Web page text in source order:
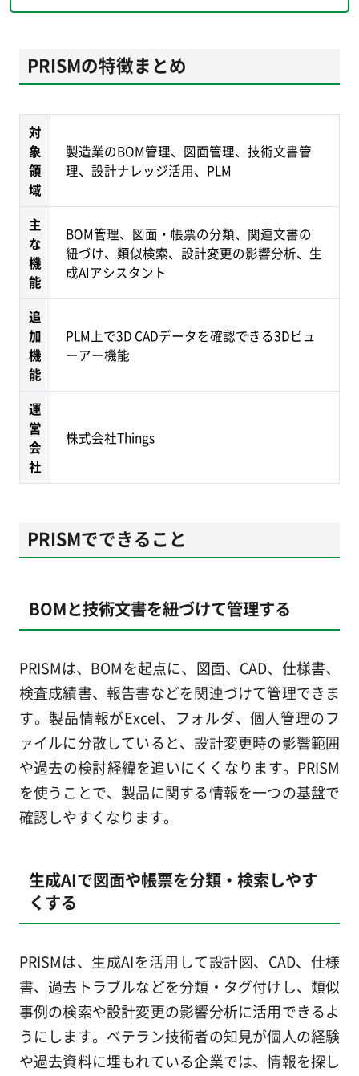
PRISMの特徴まとめ
対
象
領
域
製造業のBOM管理、図面管理、技術文書管
理、設計ナレッジ活用、PLM
主
な
機
能
BOM管理、図面・帳票の分類、関連文書の
紐づけ、類似検索、設計変更の影響分析、生
成AIアシスタント
追
加
機
能
PLM上で3D CADデータを確認できる3Dビュ
ーアー機能
運
営
会
社
株式会社Things
PRISMでできること
BOMと技術文書を紐づけて管理する
PRISMは、BOMを起点に、図面、CAD、仕様書、
検査成績書、報告書などを関連づけて管理できま
す。製品情報がExcel、フォルダ、個人管理のフ
ァイルに分散していると、設計変更時の影響範囲
や過去の検討経緯を追いにくくなります。PRISM
を使うことで、製品に関する情報を一つの基盤で
確認しやすくなります。
生成AIで図面や帳票を分類・検索しやす
くする
PRISMは、生成AIを活用して設計図、CAD、仕様
書、過去トラブルなどを分類・タグ付けし、類似
事例の検索や設計変更の影響分析に活用できるよ
うにします。ベテラン技術者の知見が個人の経験
や過去資料に埋もれている企業では、情報を探し